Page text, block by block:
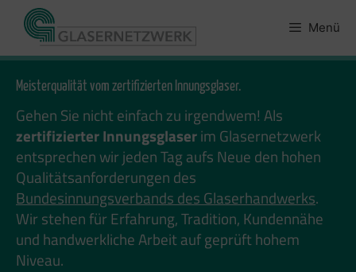
Zum
Inhalt
springen
Menü
Meisterqualität vom zertifizierten Innungsglaser.
Gehen Sie nicht einfach zu irgendwem! Als
zertifizierter Innungsglaserim Glasernetzwerk
entsprechen wir jeden Tag aufs Neue den hohen
Qualitätsanforderungen des
Bundesinnungsverbands des Glaserhandwerks.
Wir stehen für Erfahrung, Tradition, Kundennähe
und handwerkliche Arbeit auf geprüft hohem
Niveau.